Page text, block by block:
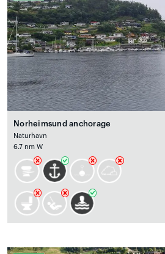
Norheimsund anchorage
Naturhavn
6.7 nm W